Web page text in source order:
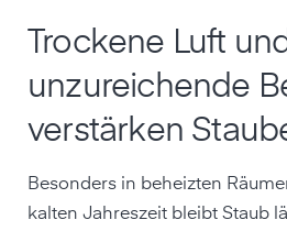
Trockene Luft und
unzureichende
verstärken
Besonders in beheizten
kalten Jahreszeit bleibt Staub